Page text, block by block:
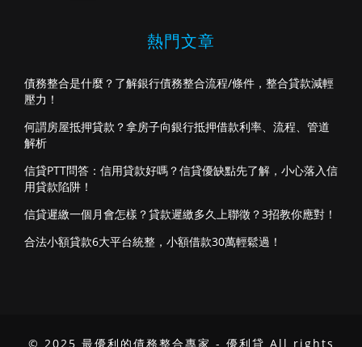
熱門文章
債務整合是什麼？了解銀行債務整合流程/條件，整合貸款減輕
壓力！
何謂房屋抵押貸款？拿房子向銀行抵押借款利率、流程、管道
解析
信貸PTT問答：信用貸款好嗎？信貸優缺點先了解，小心落入信
用貸款陷阱！
信貸遲繳一個月會怎樣？貸款遲繳多久上聯徵？3招教你應對！
合法小額貸款6大平台統整，小額借款30萬輕鬆過！
© 2025 最優利的債務整合專家 - 優利貸 All rights